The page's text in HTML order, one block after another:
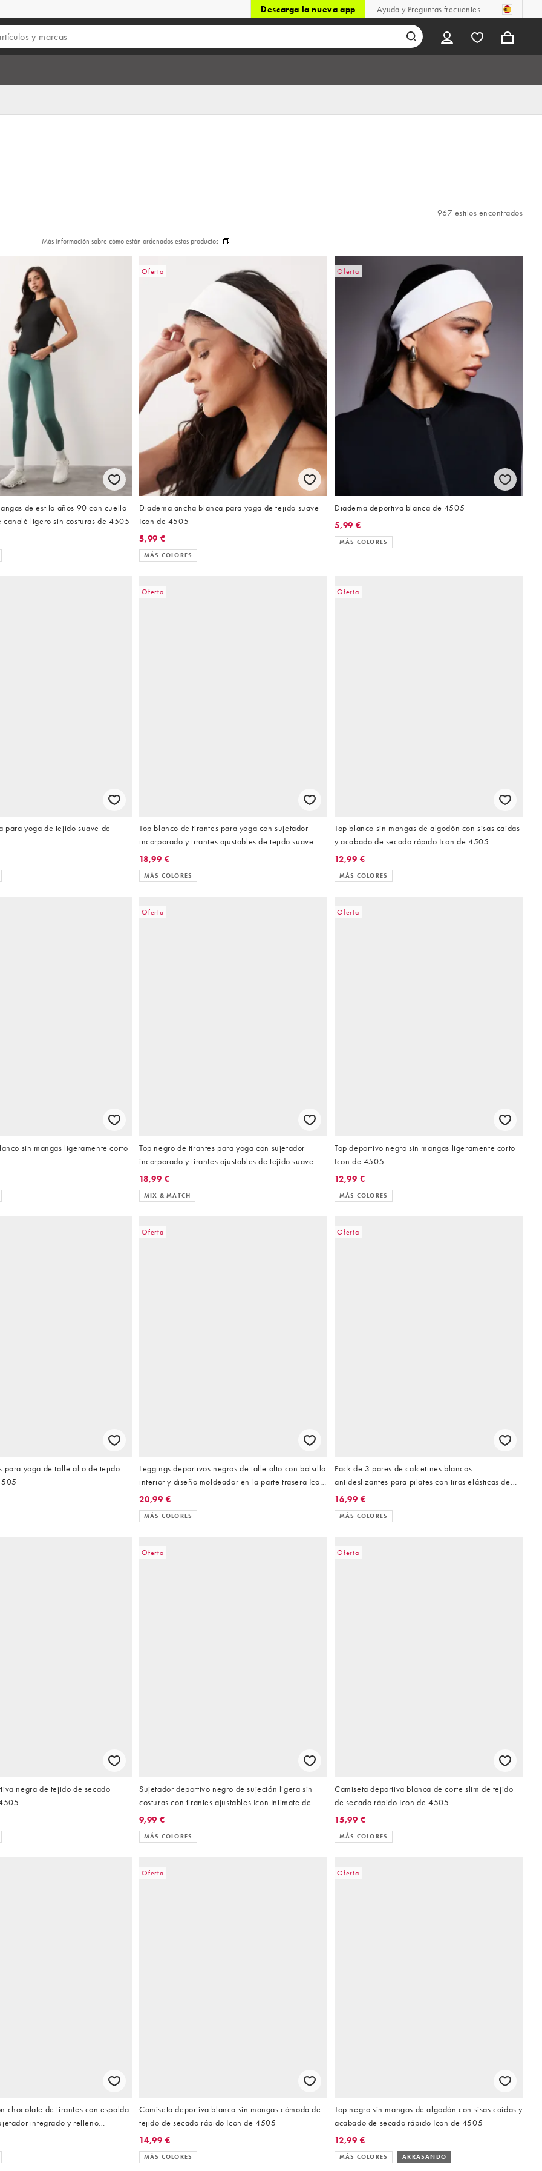
Descarga la nueva app Ayuda y Preguntas frecuentes
967 estilos encontrados
Más información sobre cómo están ordenados estos productos
de estilo años 90 con cuello
canalé ligero sin costuras de 4505
Oferta
Diadema ancha blanca para yoga de tejido suave
Icon de 4505
5,99 €
MÁS COLORES
Oferta
Diadema deportiva blanca de 4505
5,99 €
MÁS COLORES
para yoga de tejido suave de
Oferta
Top blanco de tirantes para yoga con sujetador
incorporado y tirantes ajustables de tejido suave
Icon de 4505
18,99 €
MÁS COLORES
Oferta
Top blanco sin mangas de algodón con sisas caídas
y acabado de secado rápido Icon de 4505
12,99 €
MÁS COLORES
sin mangas ligeramente corto
Oferta
Top negro de tirantes para yoga con sujetador
incorporado y tirantes ajustables de tejido suave
Icon de 4505
18,99 €
MIX & MATCH
Oferta
Top deportivo negro sin mangas ligeramente corto
Icon de 4505
12,99 €
MÁS COLORES
para yoga de talle alto de tejido
Oferta
Leggings deportivos negros de talle alto con bolsillo
interior y diseño moldeador en la parte trasera Icon
de 4505 Tall
20,99 €
MÁS COLORES
Oferta
Pack de 3 pares de calcetines blancos
antideslizantes para pilates con tiras elásticas de
4505
16,99 €
MÁS COLORES
negra de tejido de secado
Oferta
Sujetador deportivo negro de sujeción ligera sin
costuras con tirantes ajustables Icon Intimate de
4505
9,99 €
MÁS COLORES
Oferta
Camiseta deportiva blanca de corte slim de tejido
de secado rápido Icon de 4505
15,99 €
MÁS COLORES
chocolate de tirantes con espalda
integrado y relleno
suave Icon de 4505
Oferta
Camiseta deportiva blanca sin mangas cómoda de
tejido de secado rápido Icon de 4505
14,99 €
MÁS COLORES
Oferta
Top negro sin mangas de algodón con sisas caídas y
acabado de secado rápido Icon de 4505
12,99 €
MÁS COLORES ARRASANDO